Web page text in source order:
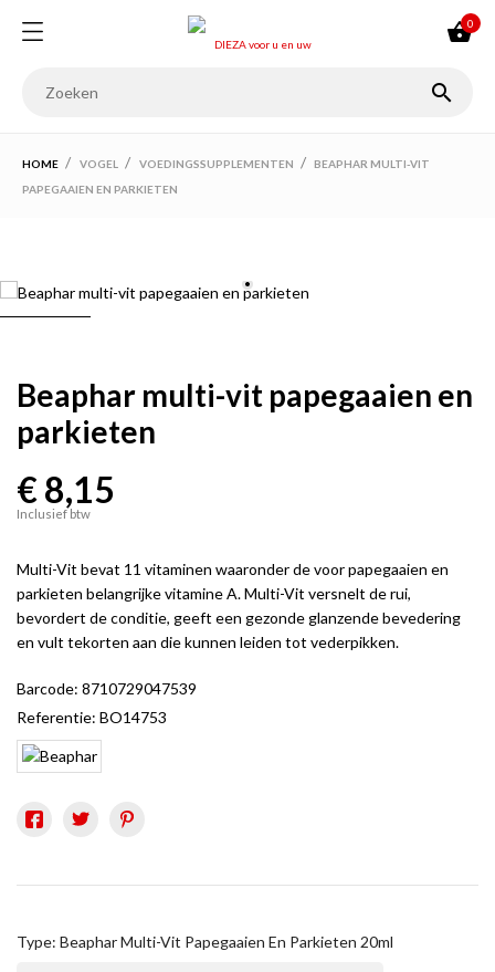

0

HOME VOGEL VOEDINGSSUPPLEMENTEN
BEAPHAR MULTI-VIT
PAPEGAAIEN EN PARKIETEN
Beaphar multi-vit papegaaien en
parkieten
€ 8,15
Inclusief btw
Multi-Vit bevat 11 vitaminen waaronder de voor papegaaien en
parkieten belangrijke vitamine A. Multi-Vit versnelt de rui,
bevordert de conditie, geeft een gezonde glanzende bevedering
en vult tekorten aan die kunnen leiden tot vederpikken.
Barcode: 8710729047539
Referentie: BO14753
Type: Beaphar Multi-Vit Papegaaien En Parkieten 20ml